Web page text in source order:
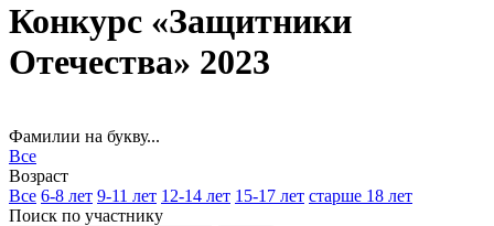
Конкурс «Защитники
Отечества» 2023
Фамилии на букву...
Все
Возраст
Все 6-8 лет 9-11 лет 12-14 лет 15-17 лет старше 18 лет
Поиск по участнику